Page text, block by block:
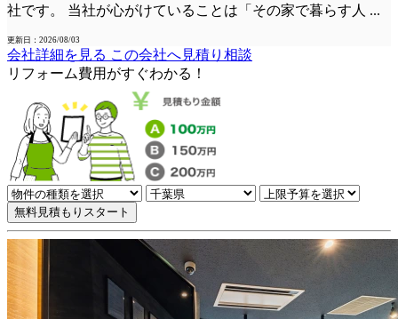
社です。 当社が心がけていることは「その家で暮らす人 ...
更新日：2026/08/03
会社詳細を見る この会社へ見積り相談
リフォーム費用 がすぐわかる！
無料見積もりスタート